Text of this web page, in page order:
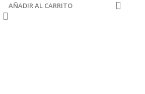
AÑADIR AL CARRITO